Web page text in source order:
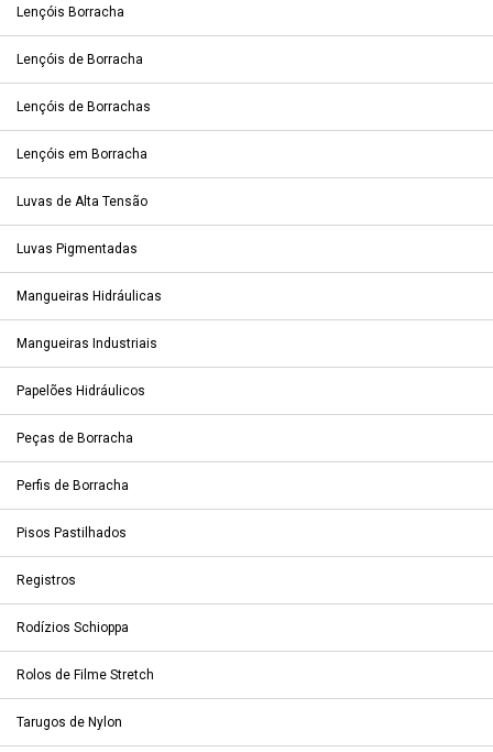
Lençóis Borracha
Lençóis de Borracha
Lençóis de Borrachas
Lençóis em Borracha
Luvas de Alta Tensão
Luvas Pigmentadas
Mangueiras Hidráulicas
Mangueiras Industriais
Papelões Hidráulicos
Peças de Borracha
Perfis de Borracha
Pisos Pastilhados
Registros
Rodízios Schioppa
Rolos de Filme Stretch
Tarugos de Nylon